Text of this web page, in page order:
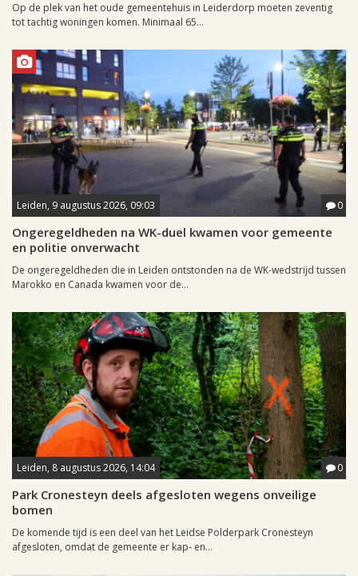
Op de plek van het oude gemeentehuis in Leiderdorp moeten zeventig
tot tachtig woningen komen. Minimaal 65...
Leiden, 9 augustus 2026, 09:03 0
Ongeregeldheden na WK-duel kwamen voor gemeente
en politie onverwacht
De ongeregeldheden die in Leiden ontstonden na de WK-wedstrijd tussen
Marokko en Canada kwamen voor de...
Leiden, 8 augustus 2026, 14:04 0
Park Cronesteyn deels afgesloten wegens onveilige
bomen
De komende tijd is een deel van het Leidse Polderpark Cronesteyn
afgesloten, omdat de gemeente er kap- en...